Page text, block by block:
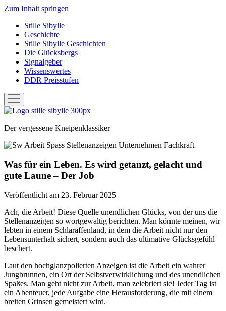
Zum Inhalt springen
Stille Sibylle
Geschichte
Stille Sibylle Geschichten
Die Glücksbergs
Signalgeber
Wissenswertes
DDR Preisstufen
Menü
öffnen
Stille
Der vergessene Kneipenklassiker
Was für ein Leben. Es wird getanzt, gelacht und
gute Laune – Der Job
Veröffentlicht am 23. Februar 2025
Ach, die Arbeit! Diese Quelle unendlichen Glücks, von der uns die
Stellenanzeigen so wortgewaltig berichten. Man könnte meinen, wir
lebten in einem Schlaraffenland, in dem die Arbeit nicht nur den
Lebensunterhalt sichert, sondern auch das ultimative Glücksgefühl
beschert.
Laut den hochglanzpolierten Anzeigen ist die Arbeit ein wahrer
Jungbrunnen, ein Ort der Selbstverwirklichung und des unendlichen
Spaßes. Man geht nicht zur Arbeit, man zelebriert sie! Jeder Tag ist
ein Abenteuer, jede Aufgabe eine Herausforderung, die mit einem
breiten Grinsen gemeistert wird.